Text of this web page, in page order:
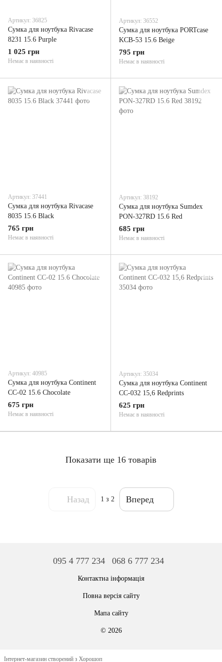
Артикул: 36825
Сумка для ноутбука Rivacase
8231 15.6 Purple
1 025 грн
Немає в наявності
Артикул: 36552
Сумка для ноутбука PORTcase
KCB-53 15.6 Beige
795 грн
Немає в наявності
Артикул: 37441
Сумка для ноутбука Rivacase
8035 15.6 Black
765 грн
Немає в наявності
Артикул: 38192
Сумка для ноутбука Sumdex
PON-327RD 15.6 Red
685 грн
Немає в наявності
Артикул: 40985
Сумка для ноутбука Continent
CC-02 15.6 Chocolate
675 грн
Немає в наявності
Артикул: 35034
Сумка для ноутбука Continent
CC-032 15,6 Redprints
625 грн
Немає в наявності
Показати ще 16 товарів
Назад 1 з 2 Вперед
095 4 777 234 068 6 777 234
Контактна інформація
Повна версія сайту
Мапа сайту
© 2026
Інтернет-магазин створений з Хорошоп